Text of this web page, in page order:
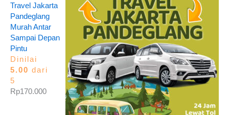
Travel Jakarta
Pandeglang
Murah Antar
Sampai Depan
Pintu
Dinilai
5.00 dari
5
Rp170.000